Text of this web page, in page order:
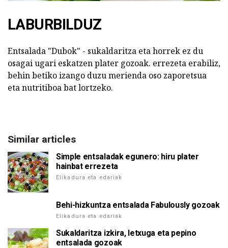
LABURBILDUZ
Entsalada "Dubok" - sukaldaritza eta horrek ez du
osagai ugari eskatzen plater gozoak. errezeta erabiliz,
behin betiko izango duzu merienda oso zaporetsua
eta nutritiboa bat lortzeko.
Similar articles
Simple entsaladak egunero: hiru plater
hainbat errezeta
Elikadura eta edariak
Behi-hizkuntza entsalada Fabulously gozoak
Elikadura eta edariak
Sukaldaritza izkira, letxuga eta pepino
entsalada gozoak